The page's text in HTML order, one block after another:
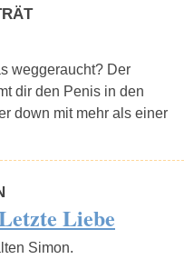
weggeraucht? Der
dir den Penis in den
down mit mehr als einer
Liebe
Simon.